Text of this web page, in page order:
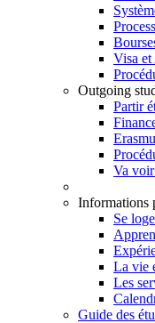
Visa et
Outgoing
Partir
Va
Informations
Se
La vie
Les
Guide des